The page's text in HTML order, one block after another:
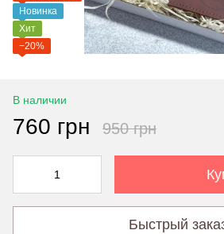
Новинка
Хит
−20%
В наличии
760 грн 950 грн
Быстрый